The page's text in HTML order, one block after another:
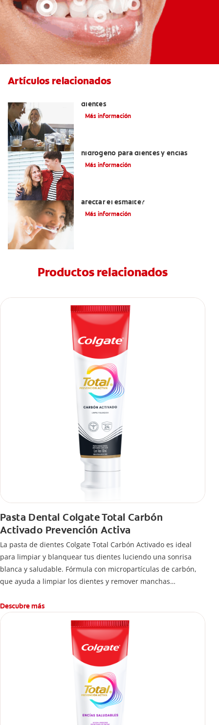
Artículos relacionados
dientes
Más información
hidrógeno para dientes y encías
Más información
afectar el esmalte?
Más información
Productos relacionados
Pasta Dental Colgate Total Carbón
Activado Prevención Activa
La pasta de dientes Colgate Total Carbón Activado es ideal
para limpiar y blanquear tus dientes luciendo una sonrisa
blanca y saludable. Fórmula con micropartículas de carbón,
que ayuda a limpiar los dientes y remover manchas
¿Qué hace el carbón activado en una pasta dental y por qué
se usa para ayudar a remover manchas superficiales?
También encontrarás cómo incluirla en tu rutina, en casa o de
viaje, con tips de cepillado para una sonrisa sana.
Descubre más